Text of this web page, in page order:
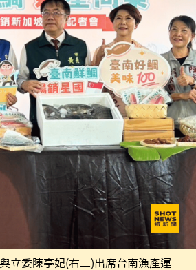
立委陳亭妃(右二)出席台南漁產運